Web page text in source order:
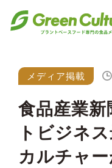
メディア掲載
食品産業新
トビジネ
カルチャ